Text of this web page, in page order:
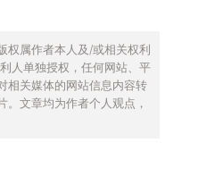
权属作者本人及/或相关权利
人单独授权，任何网站、平
相关媒体的网站信息内容转
文章均为作者个人观点，